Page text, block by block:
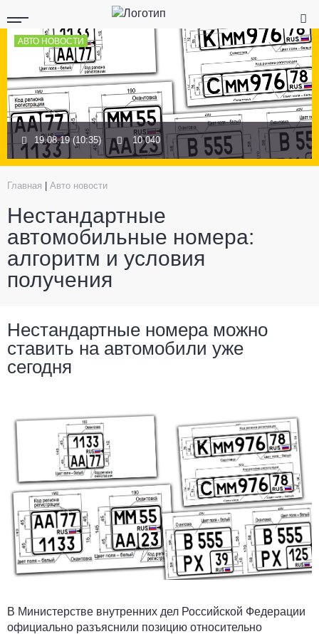
АВТО НОВОСТИ
19.08.19 (10:35) 10 040
Главная Авто новости
Нестандартные
автомобильные номера:
алгоритм и условия
получения
Нестандартные номера можно
ставить на автомобили уже
сегодня
В Министерстве внутренних дел Российской Федерации
официально разъяснили позицию относительно